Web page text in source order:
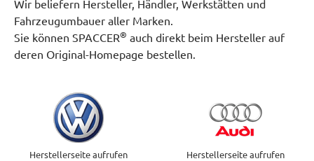
Wir beliefern Hersteller, Händler, Werkstätten und
Fahrzeugumbauer aller Marken.
Sie können SPACCER® auch direkt beim Hersteller auf
deren Original-Homepage bestellen.
Herstellerseite aufrufen Herstellerseite aufrufen